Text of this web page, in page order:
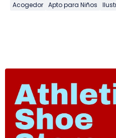
Acogedor Apto para Niños